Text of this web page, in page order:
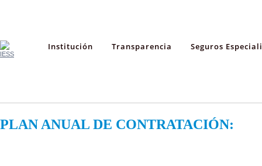
Institución Transparencia Seguros
PLAN ANUAL DE CONTRATACIÓN: